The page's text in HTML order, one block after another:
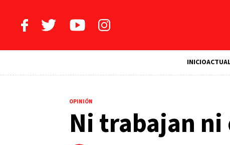
INICIO
OPINIÓN
Ni trabajan